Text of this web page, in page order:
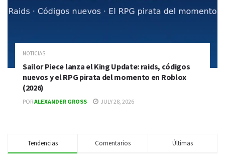
NOTICIAS
Sailor Piece lanza el King Update: raids, códigos
nuevos y el RPG pirata del momento en Roblox
(2026)
PORALEXANDER GROSS JULY 28, 2026
Tendencias Comentarios Últimas